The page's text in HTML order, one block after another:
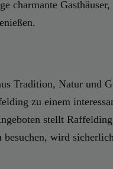
charmante
Tradition, Natur und
zu einem
stellt
wird